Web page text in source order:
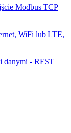
Modbus TCP
WiFi lub LTE,
danymi - REST